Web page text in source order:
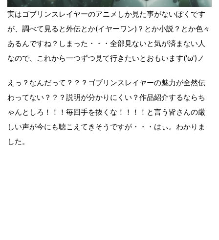
実はゴブリンスレイヤーのアニメしか見た事がないぽくです
が、調べて見ると外伝とか(イヤーワン)？とか小説？とか色々
あるんですね？しまった・・・全部見ないと気が済まない人
なので、これから一つずつ見て行きたいとおもいます('ω')ノ
えっ？なんだって？？？ゴブリンスレイヤーの魅力が全然伝
わってない？？？説明が分かりにくい？作品紹介するならち
ゃんとしろ！！！毎回手を抜くな！！！！と言う皆さんの厳
しい声が今にも聴こえてきそうですが・・・はぃ。わかりま
した。